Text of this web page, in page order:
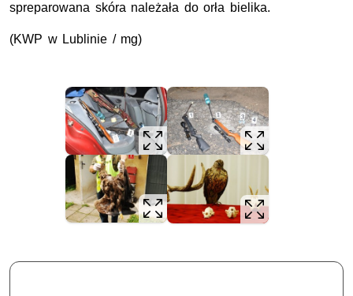
spreparowana skóra należała do orła bielika.
(KWP w Lublinie / mg)